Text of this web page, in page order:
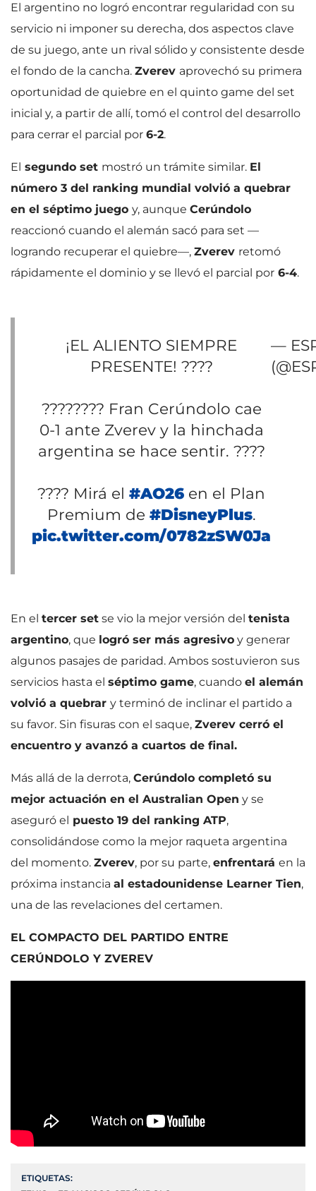
El argentino no logró encontrar regularidad con su
servicio ni imponer su derecha, dos aspectos clave
de su juego, ante un rival sólido y consistente desde
el fondo de la cancha. Zverev aprovechó su primera
oportunidad de quiebre en el quinto game del set
inicial y, a partir de allí, tomó el control del desarrollo
para cerrar el parcial por 6-2.
El segundo set mostró un trámite similar. El
número 3 del ranking mundial volvió a quebrar
en el séptimo juego y, aunque Cerúndolo
reaccionó cuando el alemán sacó para set —
logrando recuperar el quiebre—, Zverev retomó
rápidamente el dominio y se llevó el parcial por 6-4.
¡EL ALIENTO SIEMPRE
PRESENTE! ????
???????? Fran Cerúndolo cae
0-1 ante Zverev y la hinchada
argentina se hace sentir. ????
???? Mirá el #AO26 en el Plan
Premium de #DisneyPlus.
pic.twitter.com/0782zSW0Ja
—
En el tercer set se vio la mejor versión del tenista
argentino, que logró ser más agresivo y generar
algunos pasajes de paridad. Ambos sostuvieron sus
servicios hasta el séptimo game, cuando el alemán
volvió a quebrar y terminó de inclinar el partido a
su favor. Sin fisuras con el saque, Zverev cerró el
encuentro y avanzó a cuartos de final.
Más allá de la derrota, Cerúndolo completó su
mejor actuación en el Australian Open y se
aseguró el puesto 19 del ranking ATP,
consolidándose como la mejor raqueta argentina
del momento. Zverev, por su parte, enfrentará en la
próxima instancia al estadounidense Learner Tien,
una de las revelaciones del certamen.
EL COMPACTO DEL PARTIDO ENTRE
CERÚNDOLO Y ZVEREV
ETIQUETAS: